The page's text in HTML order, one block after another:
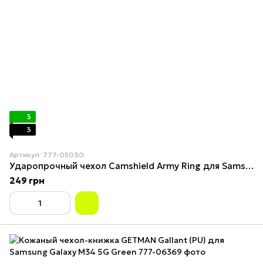
3
3
Артикул: 777-05030
Ударопрочный чехол Camshield Army Ring для Samsung Galaxy M34 5G Black
249 грн